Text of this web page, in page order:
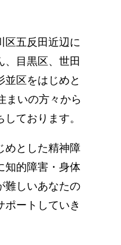
区五反田近辺に
、目黒区、世田
並区をはじめと
まいの方々から
ております。
めとした精神障
知的障害・身体
難しいあなたの
ポートしていき